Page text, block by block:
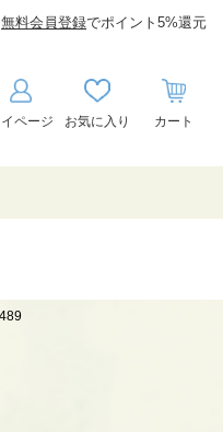
無料会員登録でポイント5%還元
ページ お気に入り カート